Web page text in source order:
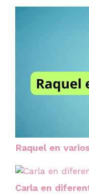
Raquel en
Carla en